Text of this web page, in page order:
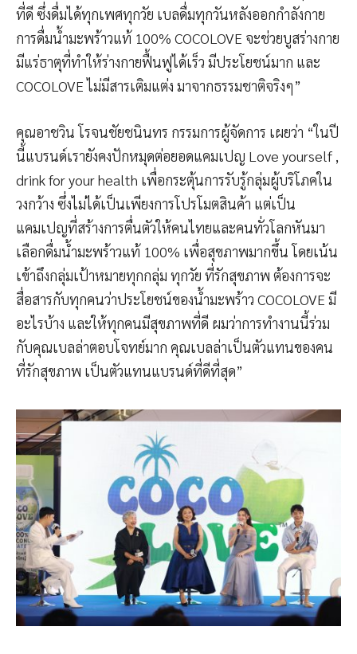
ที่ดี ซึ่งดื่มได้ทุกเพศทุกวัย เบลดื่มทุกวันหลังออกกำลังกาย
การดื่มน้ำมะพร้าวแท้ 100% COCOLOVE จะช่วยบูสร่างกาย
มีแร่ธาตุที่ทำให้ร่างกายฟื้นฟูได้เร็ว มีประโยชน์มาก และ
COCOLOVE ไม่มีสารเติมแต่ง มาจากธรรมชาติจริงๆ”
คุณอาชวิน โรจนชัยชนินทร กรรมการผู้จัดการ เผยว่า “ในปี
นี้แบรนด์เรายังคงปักหมุดต่อยอดแคมเปญ Love yourself ,
drink for your health เพื่อกระตุ้นการรับรู้กลุ่มผู้บริโภคใน
วงกว้าง ซึ่งไม่ได้เป็นเพียงการโปรโมตสินค้า แต่เป็น
แคมเปญที่สร้างการตื่นตัวให้คนไทยและคนทั่วโลกหันมา
เลือกดื่มน้ำมะพร้าวแท้ 100% เพื่อสุขภาพมากขึ้น โดยเน้น
เข้าถึงกลุ่มเป้าหมายทุกกลุ่ม ทุกวัย ที่รักสุขภาพ ต้องการจะ
สื่อสารกับทุกคนว่าประโยชน์ของน้ำมะพร้าว COCOLOVE มี
อะไรบ้าง และให้ทุกคนมีสุขภาพที่ดี ผมว่าการทำงานนี้ร่วม
กับคุณเบลล่าตอบโจทย์มาก คุณเบลล่าเป็นตัวแทนของคน
ที่รักสุขภาพ เป็นตัวแทนแบรนด์ที่ดีที่สุด”